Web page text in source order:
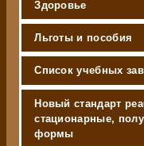
Здоровье
Льготы и пособия
Список учебных
Новый стандарт
стационарные,
формы